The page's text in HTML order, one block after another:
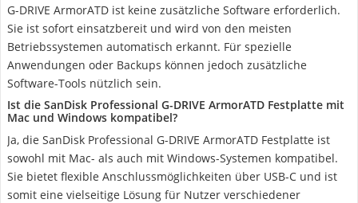
G-DRIVE ArmorATD ist keine zusätzliche Software erforderlich.
Sie ist sofort einsatzbereit und wird von den meisten
Betriebssystemen automatisch erkannt. Für spezielle
Anwendungen oder Backups können jedoch zusätzliche
Software-Tools nützlich sein.
Ist die SanDisk Professional G-DRIVE ArmorATD Festplatte mit
Mac und Windows kompatibel?
Ja, die SanDisk Professional G-DRIVE ArmorATD Festplatte ist
sowohl mit Mac- als auch mit Windows-Systemen kompatibel.
Sie bietet flexible Anschlussmöglichkeiten über USB-C und ist
somit eine vielseitige Lösung für Nutzer verschiedener